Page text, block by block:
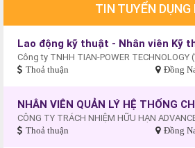
TIN TUYỂN DỤNG
Lao động kỹ thuật - Nhân viên Kỹ
Công ty TNHH TIAN-POWER TECHNOLOGY
Thoả thuận Đồng
NHÂN VIÊN QUẢN LÝ HỆ THỐNG
Thoả thuận Đồng